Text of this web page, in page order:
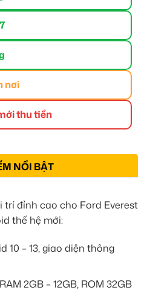
nơi
thu tiền
NỔI BẬT
trí đỉnh cao cho Ford Everest
thế hệ mới:
10 – 13, giao diện thông
2GB – 12GB, ROM 32GB